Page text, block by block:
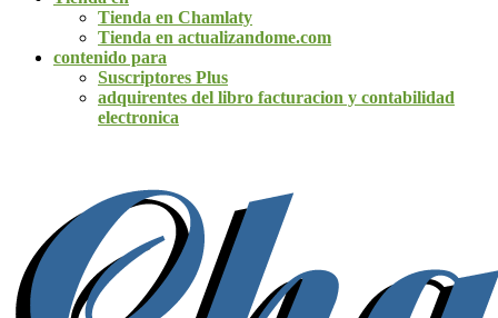
Tienda en Chamlaty
Tienda en actualizandome.com
contenido para
Suscriptores Plus
adquirentes del libro facturacion y contabilidad
electronica